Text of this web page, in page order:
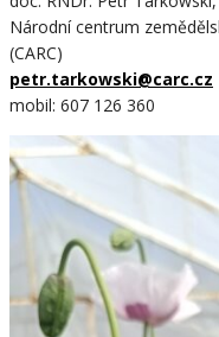
Národní centrum
(CARC)
petr.tarkowski@carc.cz
mobil: 607 126 360